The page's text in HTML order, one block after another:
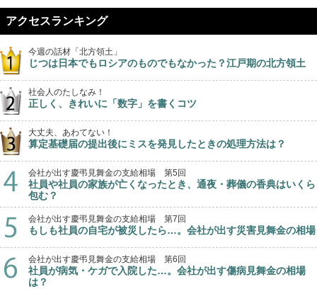
アクセスランキング
今週の話材「北方領土」
じつは日本でもロシアのものでもなかった？江戸期の北方領土
社会人のたしなみ！
正しく、きれいに「数字」を書くコツ
大丈夫、あわてない！
算定基礎届の提出後にミスを発見したときの処理方法は？
会社が出す慶弔見舞金の支給相場 第5回
社員や社員の家族が亡くなったとき、通夜・葬儀の香典はいくら
包む？
会社が出す慶弔見舞金の支給相場 第7回
もしも社員の自宅が被災したら…。会社が出す災害見舞金の相場
会社が出す慶弔見舞金の支給相場 第6回
社員が病気・ケガで入院した…。会社が出す傷病見舞金の相場
は？